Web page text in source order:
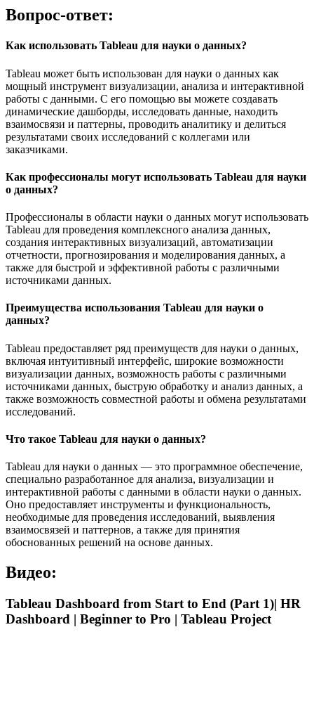
Вопрос-ответ:
Как использовать Tableau для науки о данных?
Tableau может быть использован для науки о данных как
мощный инструмент визуализации, анализа и интерактивной
работы с данными. С его помощью вы можете создавать
динамические дашборды, исследовать данные, находить
взаимосвязи и паттерны, проводить аналитику и делиться
результатами своих исследований с коллегами или
заказчиками.
Как профессионалы могут использовать Tableau для науки
о данных?
Профессионалы в области науки о данных могут использовать
Tableau для проведения комплексного анализа данных,
создания интерактивных визуализаций, автоматизации
отчетности, прогнозирования и моделирования данных, а
также для быстрой и эффективной работы с различными
источниками данных.
Преимущества использования Tableau для науки о
данных?
Tableau предоставляет ряд преимуществ для науки о данных,
включая интуитивный интерфейс, широкие возможности
визуализации данных, возможность работы с различными
источниками данных, быструю обработку и анализ данных, а
также возможность совместной работы и обмена результатами
исследований.
Что такое Tableau для науки о данных?
Tableau для науки о данных — это программное обеспечение,
специально разработанное для анализа, визуализации и
интерактивной работы с данными в области науки о данных.
Оно предоставляет инструменты и функциональность,
необходимые для проведения исследований, выявления
взаимосвязей и паттернов, а также для принятия
обоснованных решений на основе данных.
Видео:
Tableau Dashboard from Start to End (Part 1)| HR
Dashboard | Beginner to Pro | Tableau Project